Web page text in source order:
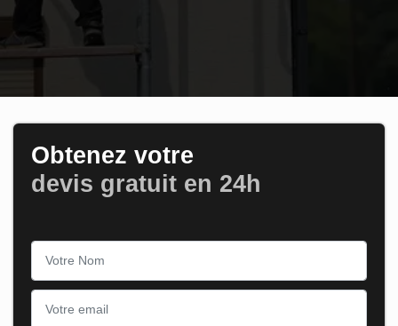
Obtenez votre
devis gratuit en 24h